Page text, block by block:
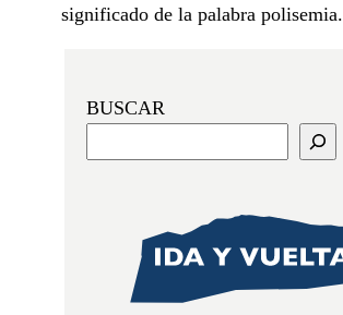
significado de la palabra polisemia.
BUSCAR